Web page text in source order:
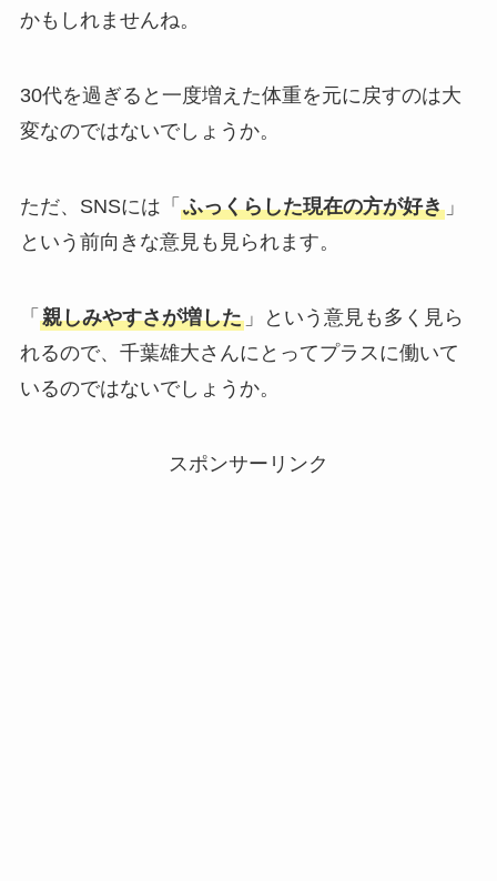
かもしれませんね。
30代を過ぎると一度増えた体重を元に戻すのは大
変なのではないでしょうか。
ただ、SNSには「 ふっくらした現在の方が好き」
という前向きな意見も見られます。
「 親しみやすさが増した」という意見も多く見ら
れるので、千葉雄大さんにとってプラスに働いて
いるのではないでしょうか。
スポンサーリンク